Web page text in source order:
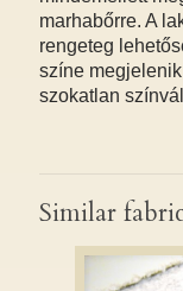
marhabőrre. A
rengeteg
színe
szokatlan
Similar